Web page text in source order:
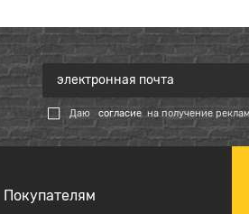
Даю согласие на получение
Покупателям